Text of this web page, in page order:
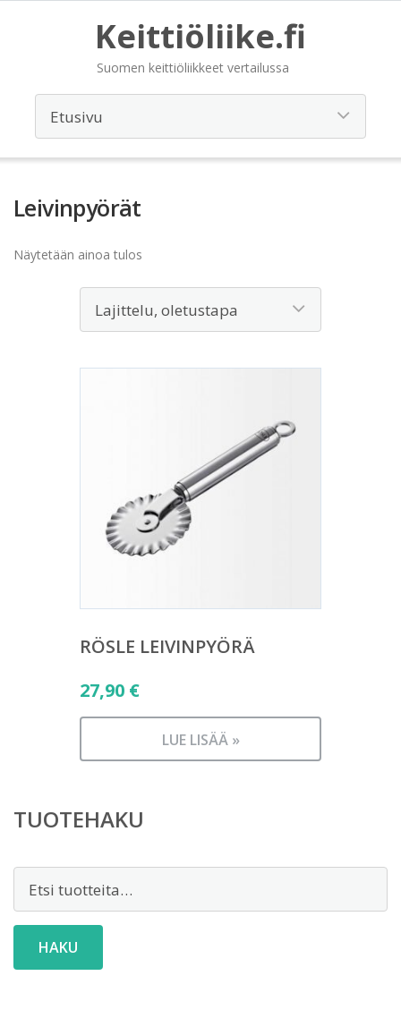
Keittiöliike.fi
Suomen keittiöliikkeet vertailussa
Leivinpyörät
Näytetään ainoa tulos
RÖSLE LEIVINPYÖRÄ
27,90 €
LUE LISÄÄ »
TUOTEHAKU
HAKU